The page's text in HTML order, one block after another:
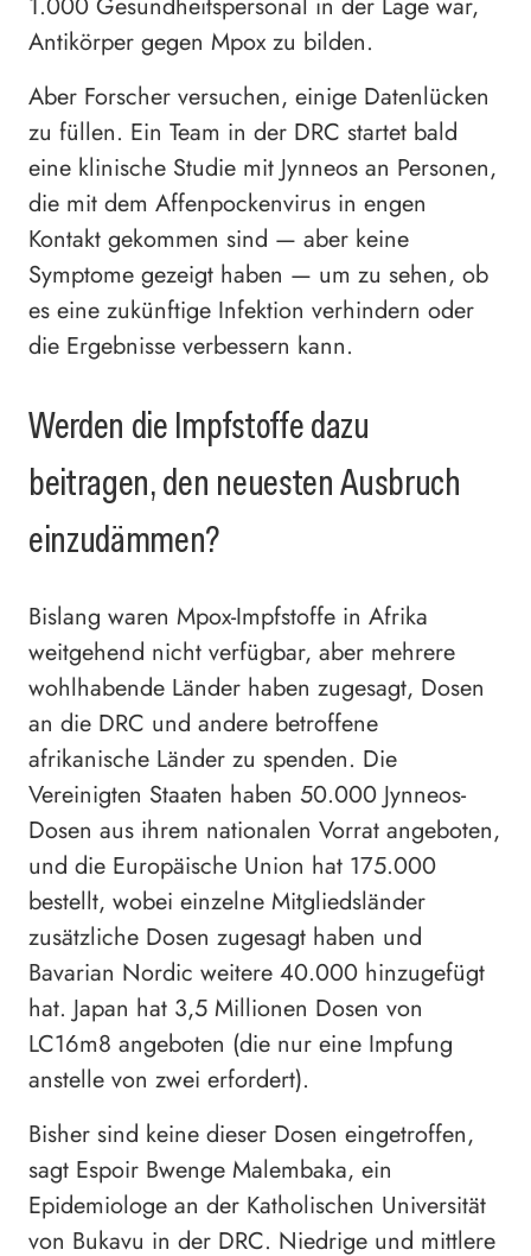
1.000 Gesundheitspersonal in der Lage war,
Antikörper gegen Mpox zu bilden.
Aber Forscher versuchen, einige Datenlücken
zu füllen. Ein Team in der DRC startet bald
eine klinische Studie mit Jynneos an Personen,
die mit dem Affenpockenvirus in engen
Kontakt gekommen sind — aber keine
Symptome gezeigt haben — um zu sehen, ob
es eine zukünftige Infektion verhindern oder
die Ergebnisse verbessern kann.
Werden die Impfstoffe dazu
beitragen, den neuesten Ausbruch
einzudämmen?
Bislang waren Mpox-Impfstoffe in Afrika
weitgehend nicht verfügbar, aber mehrere
wohlhabende Länder haben zugesagt, Dosen
an die DRC und andere betroffene
afrikanische Länder zu spenden. Die
Vereinigten Staaten haben 50.000 Jynneos-
Dosen aus ihrem nationalen Vorrat angeboten,
und die Europäische Union hat 175.000
bestellt, wobei einzelne Mitgliedsländer
zusätzliche Dosen zugesagt haben und
Bavarian Nordic weitere 40.000 hinzugefügt
hat. Japan hat 3,5 Millionen Dosen von
LC16m8 angeboten (die nur eine Impfung
anstelle von zwei erfordert).
Bisher sind keine dieser Dosen eingetroffen,
sagt Espoir Bwenge Malembaka, ein
Epidemiologe an der Katholischen Universität
von Bukavu in der DRC. Niedrige und mittlere